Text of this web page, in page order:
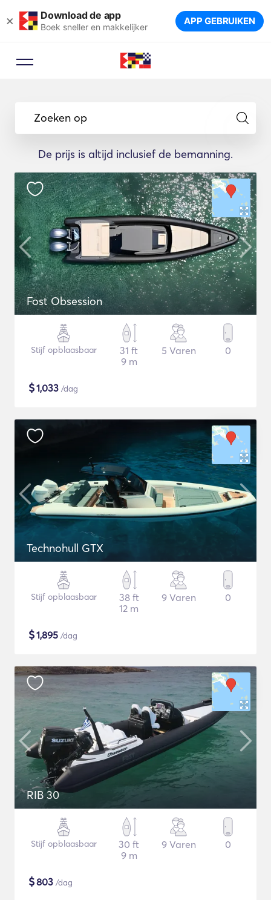
× Download de app
Boek sneller en makkelijker APP GEBRUIKEN
Zoeken op
De prijs is altijd inclusief de bemanning.
Fost Obsession
Stijf opblaasbaar
31 ft
9 m
5 Varen 0
$1,033 /dag
Technohull GTX
Stijf opblaasbaar
38 ft
12 m
9 Varen 0
$1,895 /dag
RIB 30
Stijf opblaasbaar
30 ft
9 m
9 Varen 0
$803 /dag